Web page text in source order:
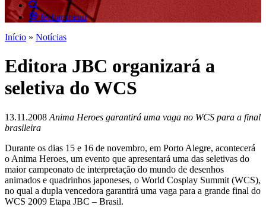
fechar menu
Início » Notícias
Editora JBC organizará a
seletiva do WCS
13.11.2008 Anima Heroes garantirá uma vaga no WCS para a final
brasileira
Durante os dias 15 e 16 de novembro, em Porto Alegre, acontecerá
o Anima Heroes, um evento que apresentará uma das seletivas do
maior campeonato de interpretação do mundo de desenhos
animados e quadrinhos japoneses, o World Cosplay Summit (WCS),
no qual a dupla vencedora garantirá uma vaga para a grande final do
WCS 2009 Etapa JBC – Brasil.